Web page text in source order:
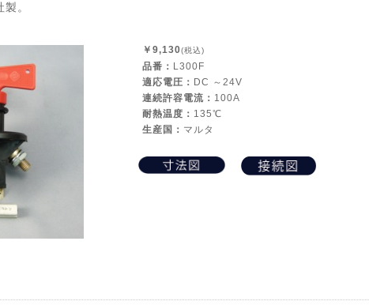
。
￥9,130(税込)
品番： L300F
適応電圧： DC ～24V
連続許容電流： 100A
耐熱温度： 135℃
生産国： マルタ